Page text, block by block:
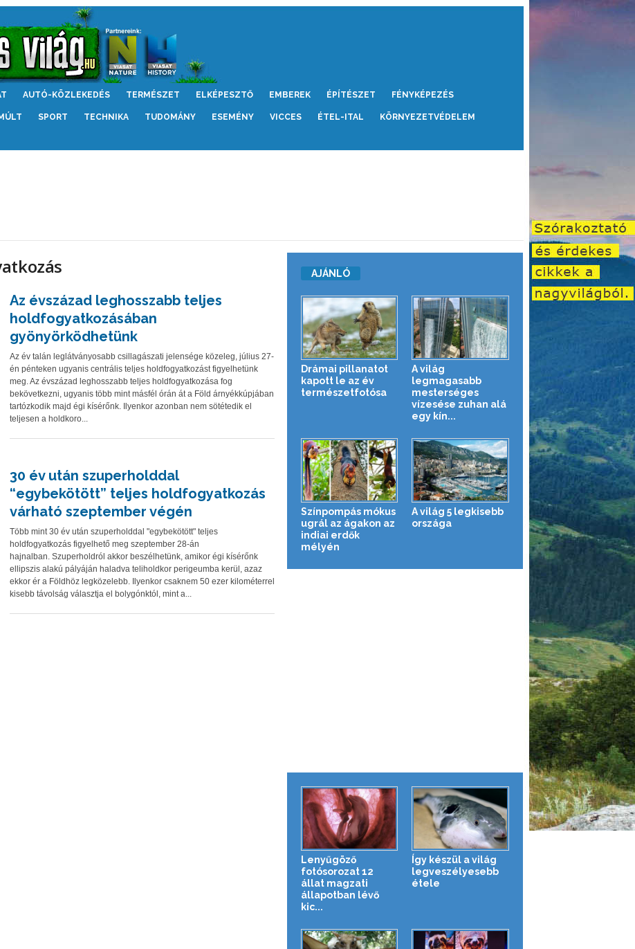
AUTÓ-KÖZLEKEDÉS TERMÉSZET ELKÉPESZTŐ EMBEREK ÉPÍTÉSZET FÉNYKÉPEZÉS
SPORT TECHNIKA TUDOMÁNY ESEMÉNY VICCES ÉTEL-ITAL KÖRNYEZETVÉDELEM
Az évszázad leghosszabb teljes
holdfogyatkozásában
gyönyörködhetünk
Az év talán leglátványosabb csillagászati jelensége közeleg, július 27-
én pénteken ugyanis centrális teljes holdfogyatkozást figyelhetünk
meg. Az évszázad leghosszabb teljes holdfogyatkozása fog
bekövetkezni, ugyanis több mint másfél órán át a Föld árnyékkúpjában
tartózkodik majd égi kísérőnk. Ilyenkor azonban nem sötétedik el
teljesen a holdkoro...
30 év után szuperholddal
“egybekötött” teljes holdfogyatkozás
várható szeptember végén
Több mint 30 év után szuperholddal "egybekötött" teljes
holdfogyatkozás figyelhető meg szeptember 28-án
hajnalban. Szuperholdról akkor beszélhetünk, amikor égi kísérőnk
ellipszis alakú pályáján haladva teliholdkor perigeumba kerül, azaz
ekkor ér a Földhöz legközelebb. Ilyenkor csaknem 50 ezer kilométerrel
kisebb távolság választja el bolygónktól, mint a...
AJÁNLÓ
Drámai pillanatot
kapott le az év
természetfotósa
A világ
legmagasabb
mesterséges
vízesése zuhan alá
egy kín...
Színpompás mókus
ugrál az ágakon az
indiai erdők
mélyén
A világ 5 legkisebb
országa
Lenyűgöző
fotósorozat 12
állat magzati
állapotban lévő
kic...
Így készül a világ
legveszélyesebb
étele